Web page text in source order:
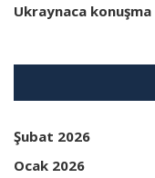
Ukraynaca
Şubat 2026
Ocak 2026